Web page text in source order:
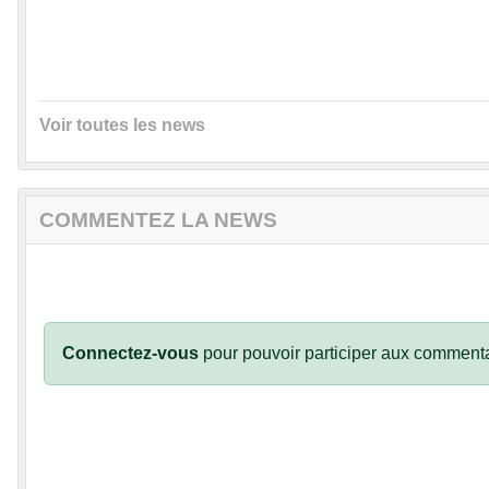
Voir toutes les news
COMMENTEZ LA NEWS
Connectez-vous pour pouvoir participer aux